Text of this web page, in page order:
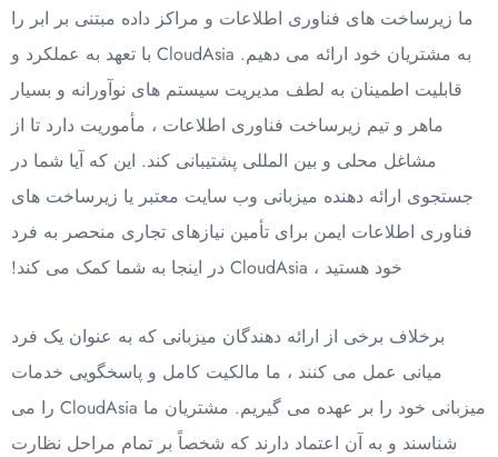
ما زیرساخت های فناوری اطلاعات و مراکز داده مبتنی بر ابر را
به مشتریان خود ارائه می دهیم. CloudAsia با تعهد به عملکرد و
قابلیت اطمینان به لطف مدیریت سیستم های نوآورانه و بسیار
ماهر و تیم زیرساخت فناوری اطلاعات ، مأموریت دارد تا از
مشاغل محلی و بین المللی پشتیبانی کند. این که آیا شما در
جستجوی ارائه دهنده میزبانی وب سایت معتبر یا زیرساخت های
فناوری اطلاعات ایمن برای تأمین نیازهای تجاری منحصر به فرد
خود هستید ، CloudAsia در اینجا به شما کمک می کند!
برخلاف برخی از ارائه دهندگان میزبانی که به عنوان یک فرد
میانی عمل می کنند ، ما مالکیت کامل و پاسخگویی خدمات
میزبانی خود را بر عهده می گیریم. مشتریان ما CloudAsia را می
شناسند و به آن اعتماد دارند که شخصاً بر تمام مراحل نظارت